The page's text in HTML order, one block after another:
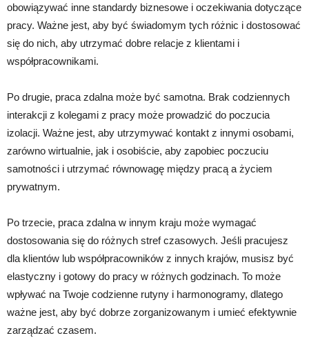
obowiązywać inne standardy biznesowe i oczekiwania dotyczące
pracy. Ważne jest, aby być świadomym tych różnic i dostosować
się do nich, aby utrzymać dobre relacje z klientami i
współpracownikami.
Po drugie, praca zdalna może być samotna. Brak codziennych
interakcji z kolegami z pracy może prowadzić do poczucia
izolacji. Ważne jest, aby utrzymywać kontakt z innymi osobami,
zarówno wirtualnie, jak i osobiście, aby zapobiec poczuciu
samotności i utrzymać równowagę między pracą a życiem
prywatnym.
Po trzecie, praca zdalna w innym kraju może wymagać
dostosowania się do różnych stref czasowych. Jeśli pracujesz
dla klientów lub współpracowników z innych krajów, musisz być
elastyczny i gotowy do pracy w różnych godzinach. To może
wpływać na Twoje codzienne rutyny i harmonogramy, dlatego
ważne jest, aby być dobrze zorganizowanym i umieć efektywnie
zarządzać czasem.